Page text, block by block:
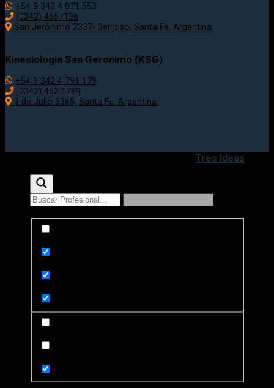
+54 9 342 4 071 553
(0342) 4557136
San Jerónimo 3337- 3er piso, Santa Fe. Argentina.
Kinesiologia San Geronimo (KSG)
+54 9 342 4 791 179
(0342) 452 1789
9 de Julio 3365, Santa Fe. Argentina.
Tres Ideas